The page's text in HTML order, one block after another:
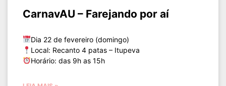
CarnavAU – Farejando por aí
Dia 22 de fevereiro (domingo)
Local: Recanto 4 patas – Itupeva
Horário: das 9h as 15h